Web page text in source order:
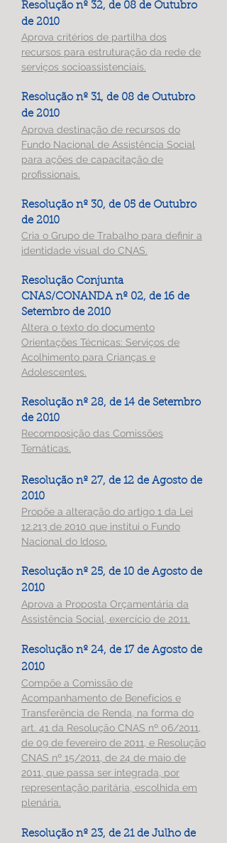
Resolução nº 32, de 08 de Outubro
de 2010
Aprova critérios de partilha dos
recursos para estruturação da rede de
serviços socioassistenciais.
Resolução nº 31, de 08 de Outubro
de 2010
Aprova destinação de recursos do
Fundo Nacional de Assistência Social
para ações de capacitação de
profissionais.
Resolução nº 30, de 05 de Outubro
de 2010
Cria o Grupo de Trabalho para definir a
identidade visual do CNAS.
Resolução Conjunta
CNAS/CONANDA nº 02, de 16 de
Setembro de 2010
Altera o texto do documento
Orientações Técnicas: Serviços de
Acolhimento para Crianças e
Adolescentes.
Resolução nº 28, de 14 de Setembro
de 2010
Recomposição das Comissões
Temáticas.
Resolução nº 27, de 12 de Agosto de
2010
Propõe a alteração do artigo 1 da Lei
12.213 de 2010 que institui o Fundo
Nacional do Idoso.
Resolução nº 25, de 10 de Agosto de
2010
Aprova a Proposta Orçamentária da
Assistência Social, exercício de 2011.
Resolução nº 24, de 17 de Agosto de
2010
Compõe a Comissão de
Acompanhamento de Benefícios e
Transferência de Renda, na forma do
art. 41 da Resolução CNAS nº 06/2011,
de 09 de fevereiro de 2011, e Resolução
CNAS nº 15/2011, de 24 de maio de
2011, que passa ser integrada, por
representação paritária, escolhida em
plenária.
Resolução nº 23, de 21 de Julho de